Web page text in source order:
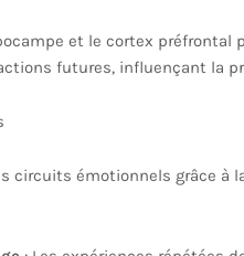
et le cortex préfrontal
futures, influençant la
circuits émotionnels grâce à